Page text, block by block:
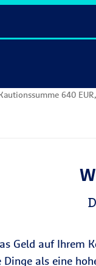
640
Geld auf
als eine